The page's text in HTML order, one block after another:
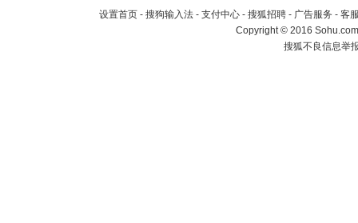
设置首页 - 搜狗输入法 - 支付中心 - 搜狐招聘 - 广告服务 - 客
Copyright©2016
搜狐不良信息举